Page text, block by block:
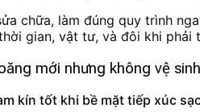
chữa, làm đúng quy trình
gian, vật tư, và đôi khi
mới nhưng không vệ
kín tốt khi bề mặt tiếp xúc